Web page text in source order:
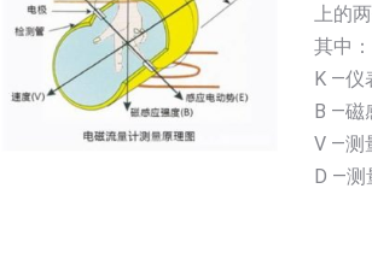
上的
其中
K —仪
B —磁
V —测
D —测